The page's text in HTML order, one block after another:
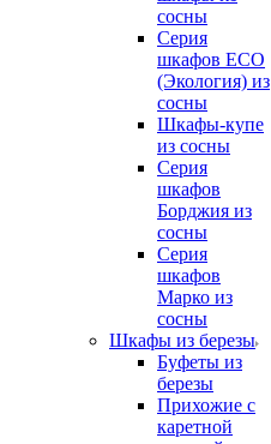
сосны
Серия
шкафов ECO
(Экология) из
сосны
Шкафы-купе
из сосны
Серия
шкафов
Борджия из
сосны
Серия
шкафов
Марко из
сосны
Шкафы из березы
Буфеты из
березы
Прихожие с
каретной